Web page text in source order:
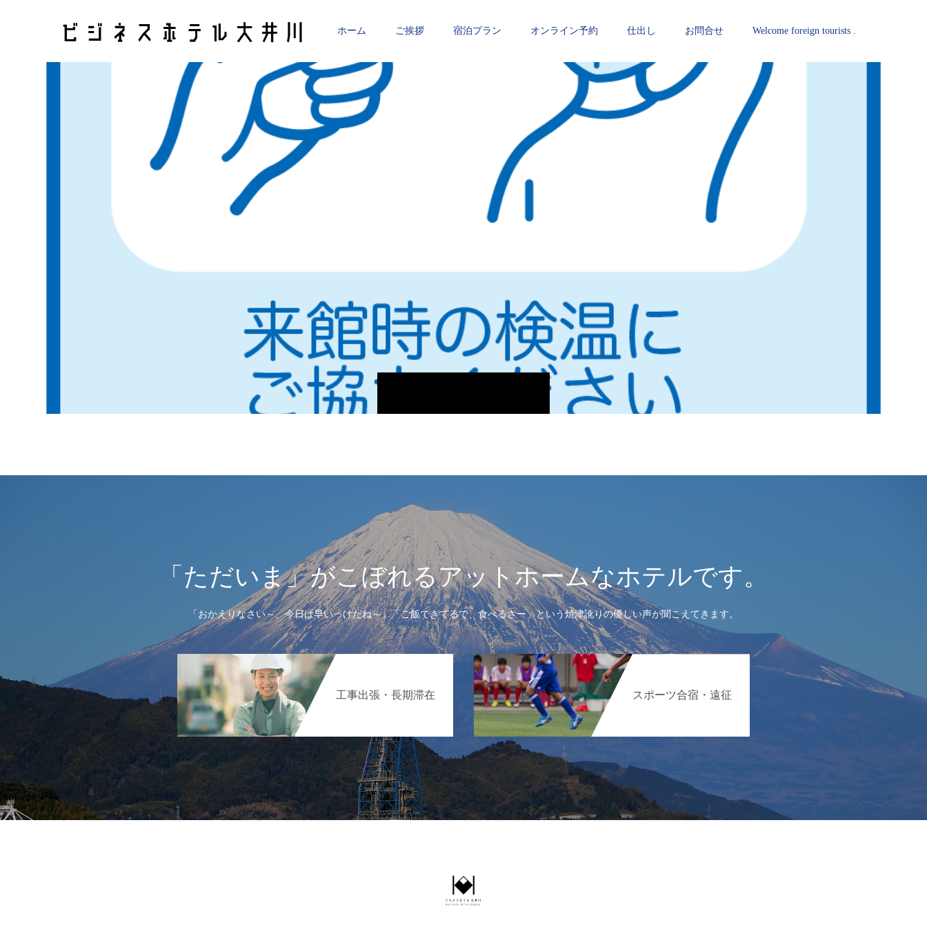
ホーム ご挨拶 宿泊プラン オンライン予約 仕出し お問合せ Welcome foreign tourists .
「ただいま」がこぼれるアットホームなホテルです。
「おかえりなさい～、今日は早いっけだね～」「ご飯できてるで、食べるさー」という焼津訛りの優しい声が聞こえてきます。
工事出張・長期滞在 スポーツ合宿・遠征